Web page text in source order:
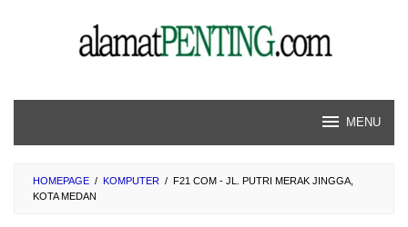
MENU
HOMEPAGE / KOMPUTER / F21 COM - JL. PUTRI MERAK JINGGA,
KOTA MEDAN